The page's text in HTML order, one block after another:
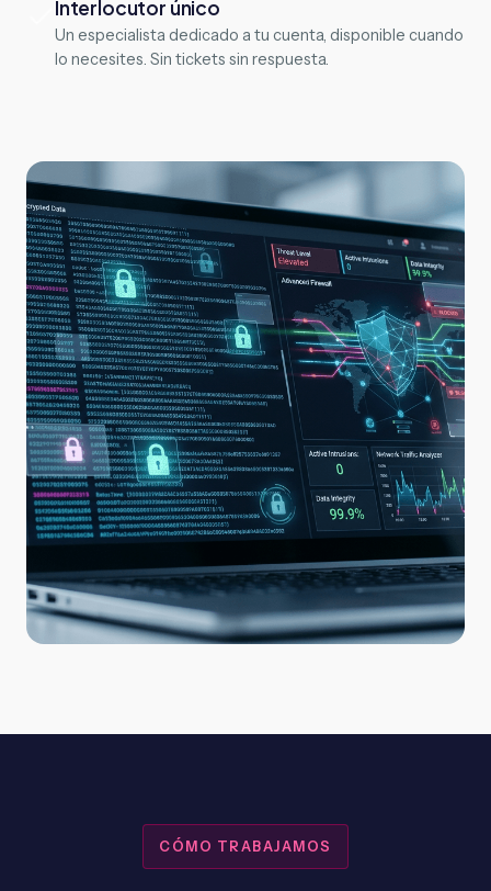
Interlocutor único
Un especialista dedicado a tu cuenta, disponible cuando
lo necesites. Sin tickets sin respuesta.
CÓMO TRABAJAMOS